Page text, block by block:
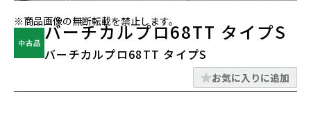
※商品画像の無断転載を禁止します。
バーチカルプロ68TT タイプS
バーチカルプロ68TT タイプS
お気に入りに追加